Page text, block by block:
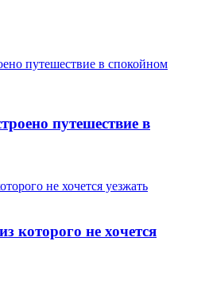
путешествие в
которого не хочется